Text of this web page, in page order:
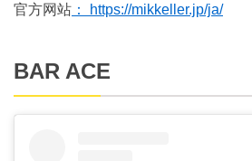
官方网站 ： https://mikkeller.jp/ja/
BAR ACE